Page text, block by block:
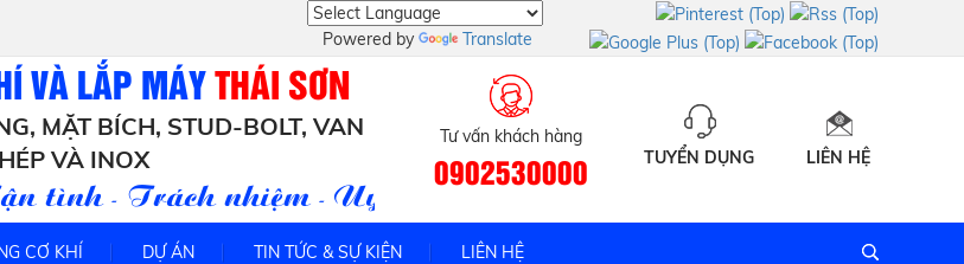
Powered by Translate
VÀ LẮP MÁYTHÁI SƠN
MẶT BÍCH, STUD-BOLT, VAN
VÀ INOX
tình - Trách nhiệm - Uy tín
Tư vấn khách hàng
0902530000 TUYỂN DỤNG LIÊN HỆ
CƠ KHÍ DỰ ÁN TIN TỨC & SỰ KIỆN LIÊN HỆ